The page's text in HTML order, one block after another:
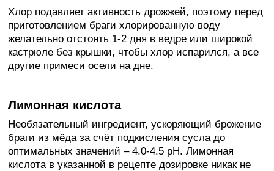
Хлор подавляет активность дрожжей, поэтому перед
приготовлением браги хлорированную воду
желательно отстоять 1-2 дня в ведре или широкой
кастрюле без крышки, чтобы хлор испарился, а все
другие примеси осели на дне.
Лимонная кислота
Необязательный ингредиент, ускоряющий брожение
браги из мёда за счёт подкисления сусла до
оптимальных значений – 4.0-4.5 рН. Лимонная
кислота в указанной в рецепте дозировке никак не